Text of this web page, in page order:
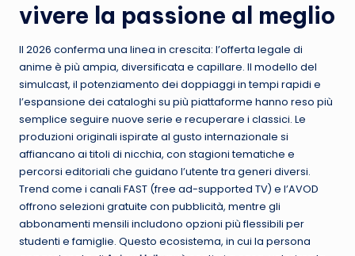
vivere la passione al meglio
Il 2026 conferma una linea in crescita: l’offerta legale di
anime è più ampia, diversificata e capillare. Il modello del
simulcast, il potenziamento dei doppiaggi in tempi rapidi e
l’espansione dei cataloghi su più piattaforme hanno reso più
semplice seguire nuove serie e recuperare i classici. Le
produzioni originali ispirate al gusto internazionale si
affiancano ai titoli di nicchia, con stagioni tematiche e
percorsi editoriali che guidano l’utente tra generi diversi.
Trend come i canali FAST (free ad-supported TV) e l’AVOD
offrono selezioni gratuite con pubblicità, mentre gli
abbonamenti mensili includono opzioni più flessibili per
studenti e famiglie. Questo ecosistema, in cui la persona